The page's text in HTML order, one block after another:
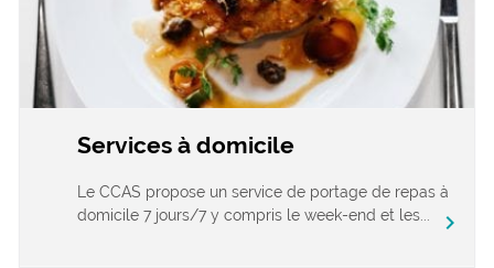
Services à domicile
Le CCAS propose un service de portage de repas à
domicile 7 jours/7 y compris le week-end et les...
chevron_right